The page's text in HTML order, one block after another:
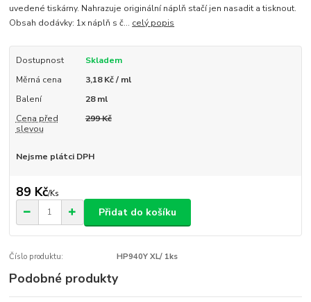
uvedené tiskárny. Nahrazuje originální náplň stačí jen nasadit a tisknout.
Obsah dodávky: 1x náplň s č... celý popis
Dostupnost
Skladem
Měrná cena
3,18 Kč / ml
Balení
28 ml
Cena před
slevou
299 Kč
Nejsme plátci DPH
89 Kč/Ks
Přidat do košíku
Číslo produktu: HP940Y XL/ 1ks
Podobné produkty